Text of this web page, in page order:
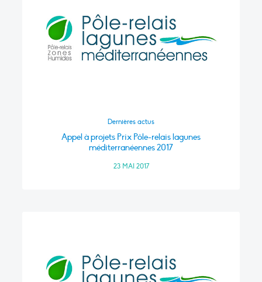
Dernières actus
Appel à projets Prix Pôle-relais lagunes
méditerranéennes 2017
23 MAI 2017